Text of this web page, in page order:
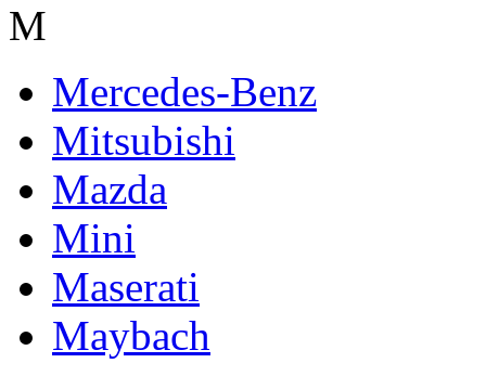
M
Mercedes-Benz
Mitsubishi
Mazda
Mini
Maserati
Maybach